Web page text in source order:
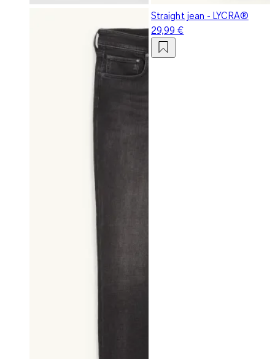
Straight jean - LYCRA®
29,99 €